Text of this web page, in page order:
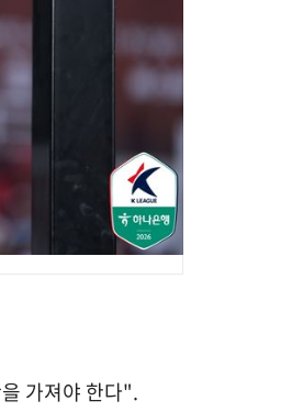
가져야 한다".